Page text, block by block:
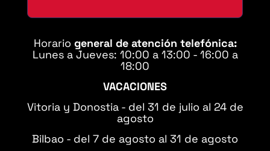
Horario general de atención telefónica:
Lunes a Jueves: 10:00 a 13:00 - 16:00 a
18:00
VACACIONES
Vitoria y Donostia - del 31 de julio al 24 de
agosto
Bilbao - del 7 de agosto al 31 de agosto